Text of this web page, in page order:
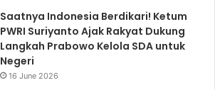
Saatnya Indonesia Berdikari! Ketum
PWRI Suriyanto Ajak Rakyat Dukung
Langkah Prabowo Kelola SDA untuk
Negeri
16 June 2026